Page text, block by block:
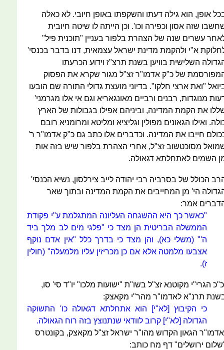
אופן, הוא גילה דעתו והשקפתו באופן חיובי. לא כאלה
שזה אסון וכפירה וכו'. וכן הייתה לו שיטה חיובית
עשרים שנה של הצהרת בלפור בעניין "תוכנית פיל"
א"י ולהקמת מדינת ישראל עצמאית, דנו בדבר בכנסי'
השלישית בוויען בשנת תרצ"ז וידוע הכרעתו
של כ"ק אדמו"ר זצ"ל מגור שקרא את הפסוק
"ואת ארצי חלקו". בדיוני מועצת גדולי התורה שם הובעו
מנוגדות, רבנים ורביים מאונגאריא וגם אי אלו מגרמני'
את הקמת המדינה, וביניהם אפילו בגבולות של הארץ
ואילו הגאונים מפולין וגליציא ומליטא ומרומניא רובם
חייבו את המדינה. וכדברים אלו כתב גם כ"ק אדמו"ר ר'
מסוכטשוב זצ"ל, אחרי הצהרת בלפור שיש בזה אות
השמים לאתחלתא דגאולה.
הכולל של בסרביה רבי יהודה לייב צירלסון, נשיא הכנסי'
הי' מן המחייבים את הקמת המדינה ובתוך שאר
אמר:
"כאשר כך היא ההשגחה העליונה המתגלמת ע"י פקודת
הממשלה הבריטית הן מצד כי "פלגי מים לב מלך ביד
ה'" (משלי כא), והן מצד כי בדרך כלל "אין אדם נוקף
אצבעו מלמטה אלא אם כן מכריזין עליו מלמעלה" (חולין
ז).
הגרי"י מקוטנא זצ"ל בשו"ת "ישועות מלכו" יו"ד סי' סו,
תרנ"א לאדמו"ר מהר"י מקאצק:
כי הקיבוץ [לא"י] הוא אתחלתא דגאולה כו' התשוקה
הגדולה [לא"י] קרוב לוודאי שנתנוצץ בזה רוח הגאולה.
הגאון הקדוש מהו"ר ישראל זצ"ל מקאצק, בקונטרס
ירושלים" דף מח כותב: